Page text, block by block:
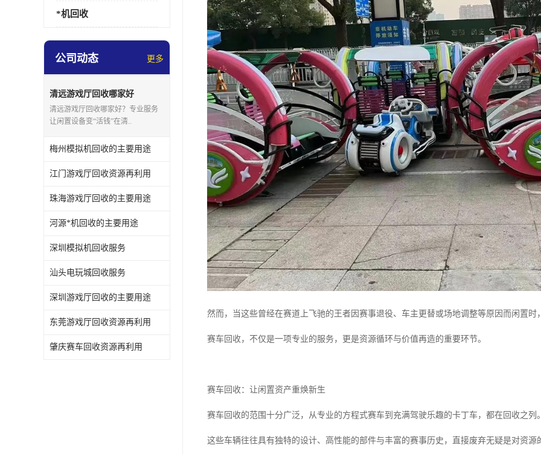
*机回收
公司动态 更多
清远游戏厅回收哪家好
清远游戏厅回收哪家好？专业服务
让闲置设备变“活钱”在清..
梅州模拟机回收的主要用途
江门游戏厅回收资源再利用
珠海游戏厅回收的主要用途
河源*机回收的主要用途
深圳模拟机回收服务
汕头电玩城回收服务
深圳游戏厅回收的主要用途
东莞游戏厅回收资源再利用
肇庆赛车回收资源再利用
然而，当这些曾经在赛道上飞驰的王者因赛事退役、车主更替或场地调整等原因而闲置时
赛车回收，不仅是一项专业的服务，更是资源循环与价值再造的重要环节。
赛车回收：让闲置资产重焕新生
赛车回收的范围十分广泛，从专业的方程式赛车到充满驾驶乐趣的卡丁车，都在回收之列。
这些车辆往往具有独特的设计、高性能的部件与丰富的赛事历史，直接废弃无疑是对资源